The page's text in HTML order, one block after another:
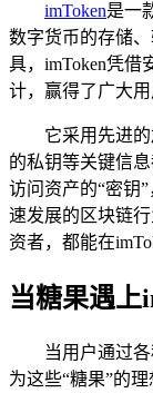
imToken是一
数字货币的存储
具，imToken凭借
计，赢得了广大用
它采用先进
的私钥等关键信
访问资产的“密钥
速发展的区块链
资者，都能在
当糖果遇上
当用户通过
为这些“糖果”的